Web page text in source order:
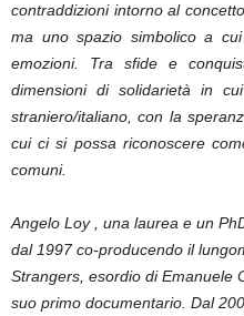
contraddizioni intorno al
ma uno spazio simbolico a
emozioni. Tra sfide e
dimensioni di solidarietà in
straniero/italiano, con la
cui ci si possa riconoscere
comuni.
Angelo Loy , una laurea e un
dal 1997 co-producendo il
Strangers, esordio di Emanuele
suo primo documentario. Dal